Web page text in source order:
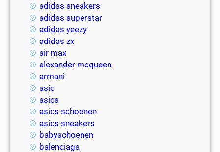
adidas sneakers
adidas superstar
adidas yeezy
adidas zx
air max
alexander mcqueen
armani
asic
asics
asics schoenen
asics sneakers
babyschoenen
balenciaga